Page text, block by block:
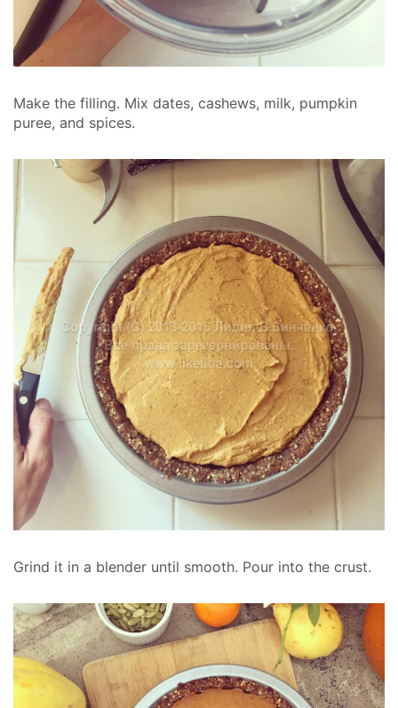
Make the filling. Mix dates, cashews, milk, pumpkin
puree, and spices.
Grind it in a blender until smooth. Pour into the crust.